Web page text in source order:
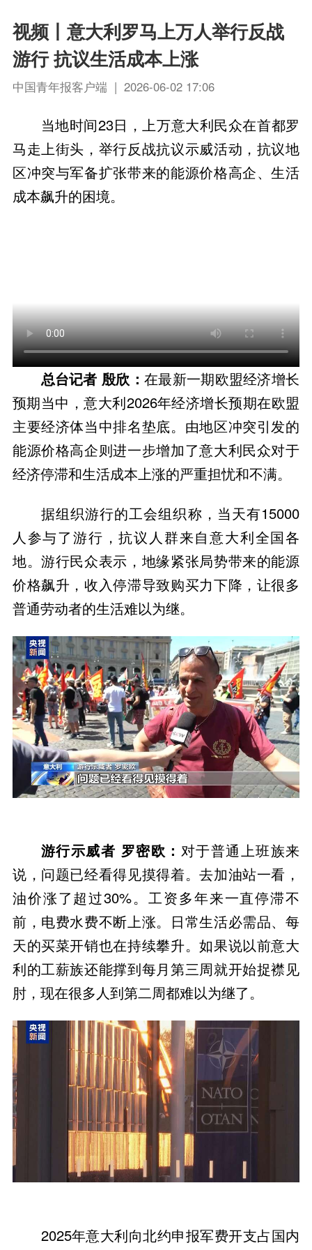
视频丨意大利罗马上万人举行反战
游行 抗议生活成本上涨
中国青年报客户端 | 2026-06-02 17:06
当地时间23日，上万意大利民众在首都罗
马走上街头，举行反战抗议示威活动，抗议地
区冲突与军备扩张带来的能源价格高企、生活
成本飙升的困境。
总台记者 殷欣： 在最新一期欧盟经济增长
预期当中，意大利2026年经济增长预期在欧盟
主要经济体当中排名垫底。由地区冲突引发的
能源价格高企则进一步增加了意大利民众对于
经济停滞和生活成本上涨的严重担忧和不满。
据组织游行的工会组织称，当天有15000
人参与了游行，抗议人群来自意大利全国各
地。游行民众表示，地缘紧张局势带来的能源
价格飙升，收入停滞导致购买力下降，让很多
普通劳动者的生活难以为继。
游行示威者 罗密欧： 对于普通上班族来
说，问题已经看得见摸得着。去加油站一看，
油价涨了超过30%。工资多年来一直停滞不
前，电费水费不断上涨。日常生活必需品、每
天的买菜开销也在持续攀升。如果说以前意大
利的工薪族还能撑到每月第三周就开始捉襟见
肘，现在很多人到第二周都难以为继了。
2025年意大利向北约申报军费开支占国内